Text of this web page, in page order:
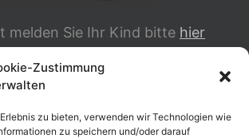
Zustimmung
zu bieten, verwenden wir Technologien wie
zu speichern und/oder darauf
melden Sie Ihr Kind bitte hier